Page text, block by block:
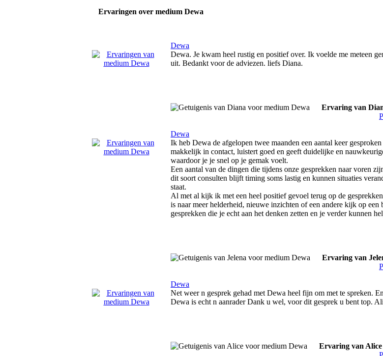
Ervaringen over medium Dewa
Dewa
Dewa. Je kwam heel rustig en positief over. Ik voelde me meteen
uit. Bedankt voor de adviezen. liefs Diana.
Ervaring van
Dewa
Ik heb Dewa de afgelopen twee maanden een aantal keer
makkelijk in contact, luistert goed en geeft duidelijke en
waardoor je je snel op je gemak voelt.
Een aantal van de dingen die tijdens onze gesprekken naar voren
dit soort consulten blijft timing soms lastig en kunnen situaties
staat.
Al met al kijk ik met een heel positief gevoel terug op de
is naar meer helderheid, nieuwe inzichten of een andere kijk op
gesprekken die je echt aan het denken zetten en je verder kunnen
Ervaring van
Dewa
Net weer n gesprek gehad met Dewa heel fijn om met te spreken.
Dewa is echt n aanrader Dank u wel, voor dit gesprek u bent top.
Ervaring van Alice